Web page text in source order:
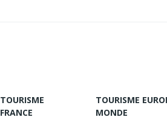
TOURISME
FRANCE
TOURISME
MONDE